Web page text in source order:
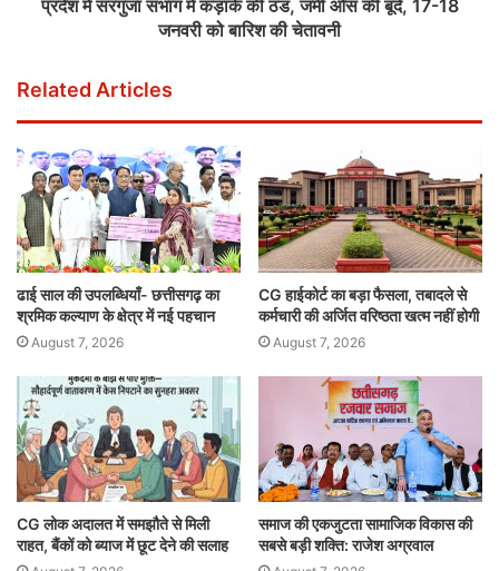
प्रदेश में सरगुजा संभाग में कड़ाके की ठंड, जमी ओस की बूंदें, 17-18
जनवरी को बारिश की चेतावनी
Related Articles
ढाई साल की उपलब्धियाँ- छत्तीसगढ़ का
श्रमिक कल्याण के क्षेत्र में नई पहचान
August 7, 2026
CG हाईकोर्ट का बड़ा फैसला, तबादले से
कर्मचारी की अर्जित वरिष्ठता खत्म नहीं होगी
August 7, 2026
CG लोक अदालत में समझौते से मिली
राहत, बैंकों को ब्याज में छूट देने की सलाह
समाज की एकजुटता सामाजिक विकास की
सबसे बड़ी शक्ति: राजेश अग्रवाल